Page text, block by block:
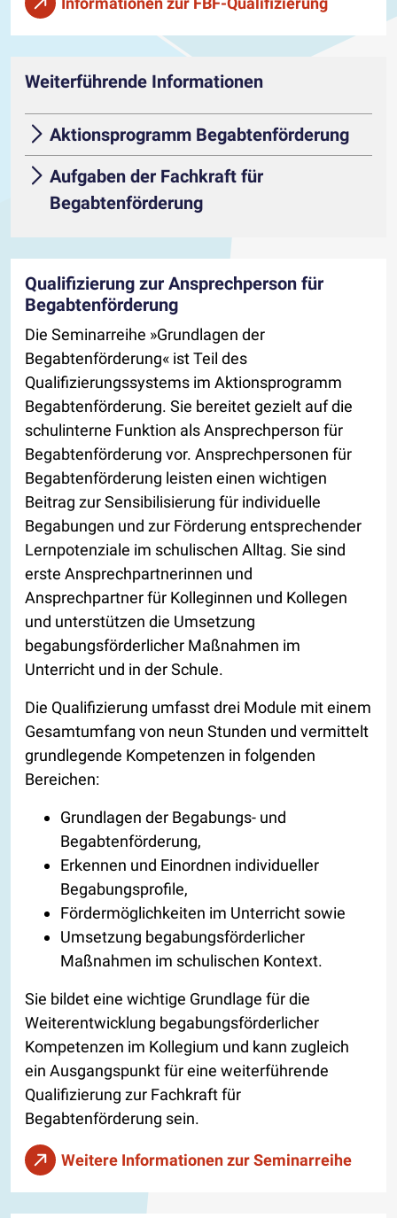
Weiterführende Informationen
Aktionsprogramm Begabtenförderung
Aufgaben der Fachkraft für
Begabtenförderung
Qualifizierung zur Ansprechperson für
Begabtenförderung
Die Seminarreihe »Grundlagen der
Begabtenförderung« ist Teil des
Qualifizierungssystems im Aktionsprogramm
Begabtenförderung. Sie bereitet gezielt auf die
schulinterne Funktion als Ansprechperson für
Begabtenförderung vor. Ansprechpersonen für
Begabtenförderung leisten einen wichtigen
Beitrag zur Sensibilisierung für individuelle
Begabungen und zur Förderung entsprechender
Lernpotenziale im schulischen Alltag. Sie sind
erste Ansprechpartnerinnen und
Ansprechpartner für Kolleginnen und Kollegen
und unterstützen die Umsetzung
begabungsförderlicher Maßnahmen im
Unterricht und in der Schule.
Die Qualifizierung umfasst drei Module mit einem
Gesamtumfang von neun Stunden und vermittelt
grundlegende Kompetenzen in folgenden
Bereichen:
Grundlagen der Begabungs- und
Begabtenförderung,
Erkennen und Einordnen individueller
Begabungsprofile,
Fördermöglichkeiten im Unterricht sowie
Umsetzung begabungsförderlicher
Maßnahmen im schulischen Kontext.
Sie bildet eine wichtige Grundlage für die
Weiterentwicklung begabungsförderlicher
Kompetenzen im Kollegium und kann zugleich
ein Ausgangspunkt für eine weiterführende
Qualifizierung zur Fachkraft für
Begabtenförderung sein.
Weitere Informationen zur Seminarreihe